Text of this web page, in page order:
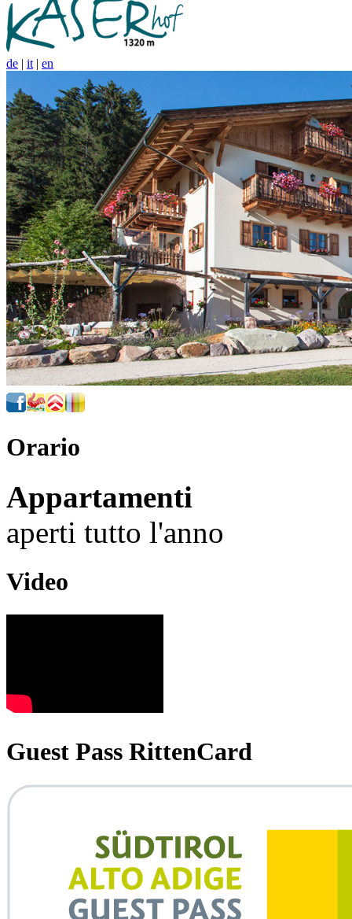
de | it | en
Orario
Appartamenti
aperti tutto l'anno
Video
Guest Pass RittenCard